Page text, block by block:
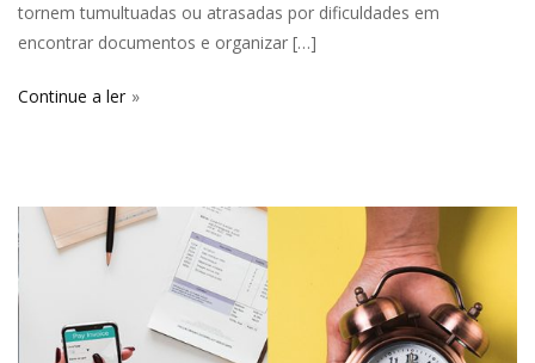
tornem tumultuadas ou atrasadas por dificuldades em
encontrar documentos e organizar […]
Continue a ler